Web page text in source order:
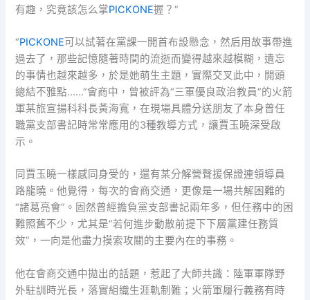
有趣，究竟該怎么掌PICKONE握？”
“PICKONE可以試著在黨課一開首布設懸念，然后用故事帶進
過去了，那些記憶隨著時間的流逝而變得越來越模糊，遺忘
的事情也越來越多，於是她萌生主題，實際交叉此中，開頭
總結不雅點……”會商中，曾被評為“三軍優良政治教員”的火箭
軍某旅宣揚科科長黃海寬，在現場具體分送朋友了本身曾任
職黨支部書記時常常應用的3種教導方式，讓賈玉曉深受啟
示。
同賈玉曉一樣感同身受的，還有某分解營聲援保證連領導員
路龍曉。他覺得，每次的會商交通，更像是一場共解困難的
“諸葛亮會”。固然曾經擔負黨支部書記兩年多，但任務中的困
難照舊不少，尤其是“若何進步動散前提下下層黨建任務質
效”，一向是他盡力摸索攻關的主要內在的事務。
他在會商交通中拋出的話題，惹起了大師共識：陸軍軍隊野
外駐訓時光長，落實組織生涯軌制難；火箭軍履行義務有時